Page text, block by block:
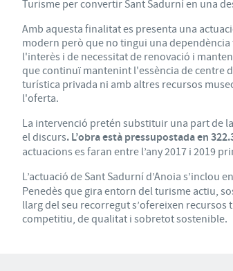
Turisme per convertir Sant Sadurní en una
Amb aquesta finalitat es presenta una
modern però que no tingui una
l'interès i de necessitat de renovació i
que continuï mantenint l'essència de centre
turística privada ni amb altres recursos
l'oferta.
La intervenció pretén substituir una part de
el discurs. L’obra està pressupostada en
actuacions es faran entre l’any 2017 i 2019
L’actuació de Sant Sadurní d’Anoia s’inclou en
Penedès que gira entorn del turisme actiu,
llarg del seu recorregut s’ofereixen
competitiu, de qualitat i sobretot sostenible.